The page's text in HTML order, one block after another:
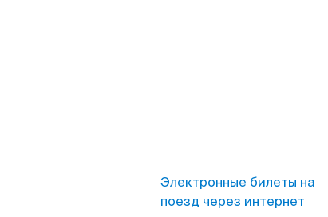
Электронные билеты на
поезд через интернет